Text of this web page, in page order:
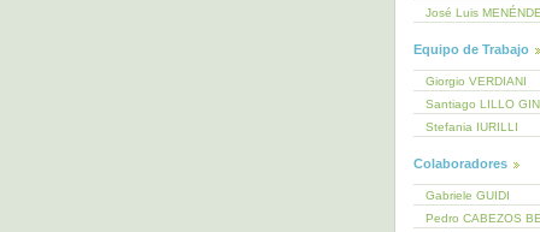
José Luis
Equipo de Trabajo
Giorgio VERDIANI
Santiago LILLO
Stefania IURILLI
Colaboradores
Gabriele GUIDI
Pedro CABEZOS